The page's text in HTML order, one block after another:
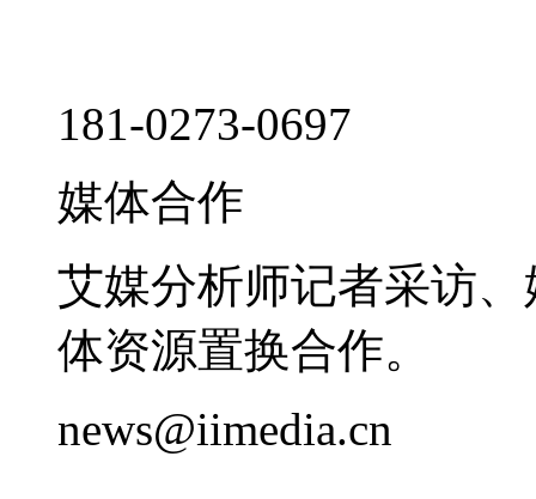
181-0273-0697
媒体合作
艾媒分析师记者采访
体资源置换合作。
news@iimedia.cn